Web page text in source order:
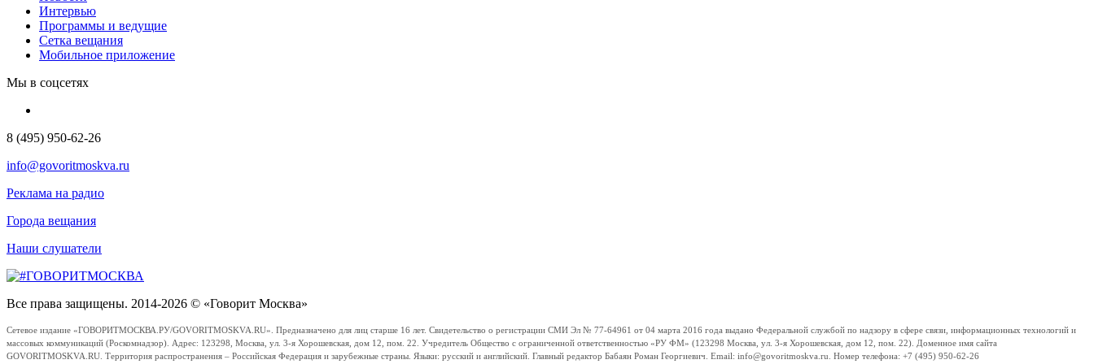
Интервью
Программы и ведущие
Сетка вещания
Мобильное приложение
Мы в соцсетях
8 (495) 950-62-26
info@govoritmoskva.ru
Реклама на радио
Города вещания
Наши слушатели
Все права защищены. 2014-2026 © «Говорит Москва»
Сетевое издание «ГОВОРИТМОСКВА.РУ/GOVORITMOSKVA.RU». Предназначено для лиц старше 16 лет. Свидетельство о регистрации СМИ Эл № 77-64961 от 04 марта 2016 года выдано Федеральной службой по надзору в сфере связи, информационных технологий и
массовых коммуникаций (Роскомнадзор). Адрес: 123298, Москва, ул. 3-я Хорошевская, дом 12, пом. 22. Учредитель Общество с ограниченной ответственностью «РУ ФМ» (123298 Москва, ул. 3-я Хорошевская, дом 12, пом. 22). Доменное имя сайта
GOVORITMOSKVA.RU. Территория распространения – Российская Федерация и зарубежные страны. Языки: русский и английский. Главный редактор Бабаян Роман Георгиевич. Email: info@govoritmoskva.ru. Номер телефона: +7 (495) 950-62-26